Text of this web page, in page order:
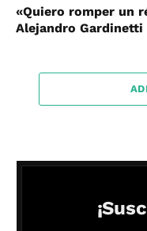
«Quiero romper un
Alejandro Gardinetti